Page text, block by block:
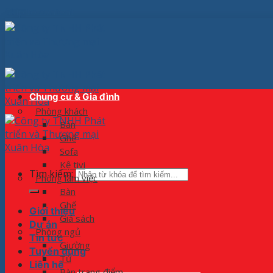
Tìm kiếm:
Giới thiệu
Dự án
Tin tức
Tuyển dụng
Liên hệ
Chung cư & Gia đình
Phòng khách
Bàn
Ghế
Sofa
Kệ tivi
Phòng làm việc
Bàn
Ghế
Giá sách
Phòng ngủ
Giường
Tủ